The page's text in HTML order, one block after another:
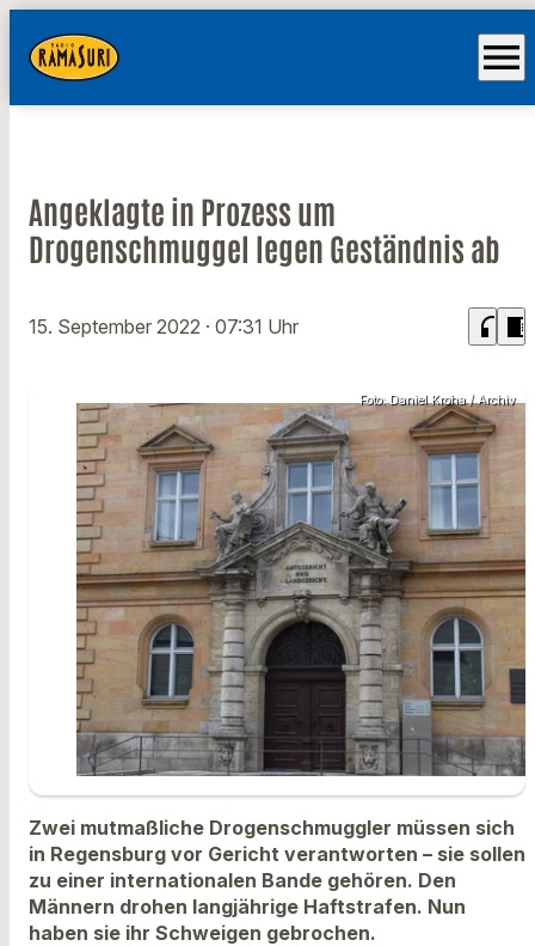
menu
Angeklagte in Prozess um
Drogenschmuggel legen Geständnis ab
15. September 2022 · 07:31 Uhr headphones chrome_reader_mode
Foto: Daniel Kroha / Archiv
Zwei mutmaßliche Drogenschmuggler müssen sich
in Regensburg vor Gericht verantworten – sie sollen
zu einer internationalen Bande gehören. Den
Männern drohen langjährige Haftstrafen. Nun
haben sie ihr Schweigen gebrochen.